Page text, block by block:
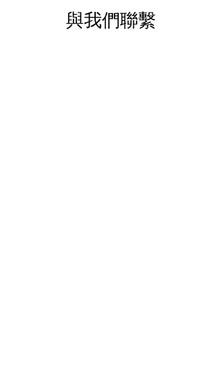
與我們聯繫